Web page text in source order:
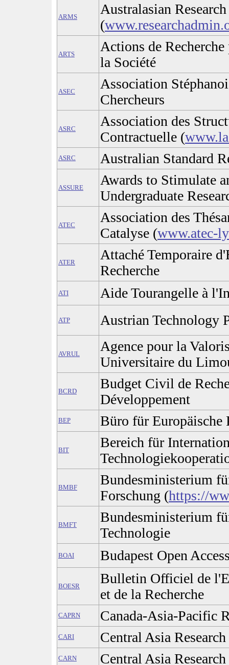
ARMS
Australasian
(
ARTS
Actions de
la Société
ASEC
Association
Chercheurs
ASRC
Association des
Contractuelle (
ASRC Australian Standard
ASSURE
Awards to Stimulate
Undergraduate
ATEC
Association des
Catalyse (www.atec-
ATER
Attaché Temporaire
Recherche
ATI Aide Tourangelle à
ATP Austrian Technology
AVRUL
Agence pour la
Universitaire du
BCRD
Budget Civil de
Développement
BEP Büro für Europäische
BIT
Bereich für
BMBF
Bundesministerium
Forschung (https://
BMFT
Bundesministerium
Technologie
BOAI Budapest Open
BOESR
Bulletin Officiel de
et de la Recherche
CAPRN Canada-Asia-Pacific
CARI Central Asia
CARN Central Asia